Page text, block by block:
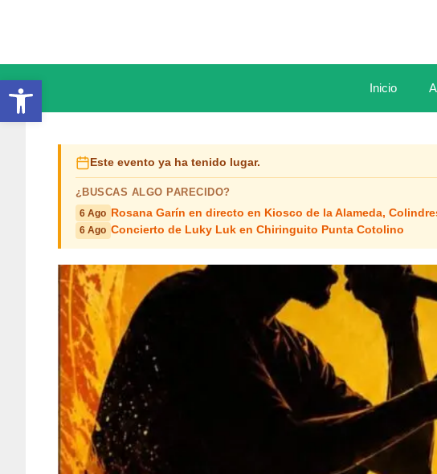
Abrir barra de herramientas Inicio
Este evento ya ha tenido lugar.
¿BUSCAS ALGO PARECIDO?
6 Ago Rosana Garín en directo en Kiosco de la Alameda,
6 Ago Concierto de Luky Luk en Chiringuito Punta Cotolino